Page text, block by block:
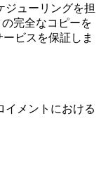
ジューリングを担
完全なコピーを
ビスを保証しま
イメントにおける